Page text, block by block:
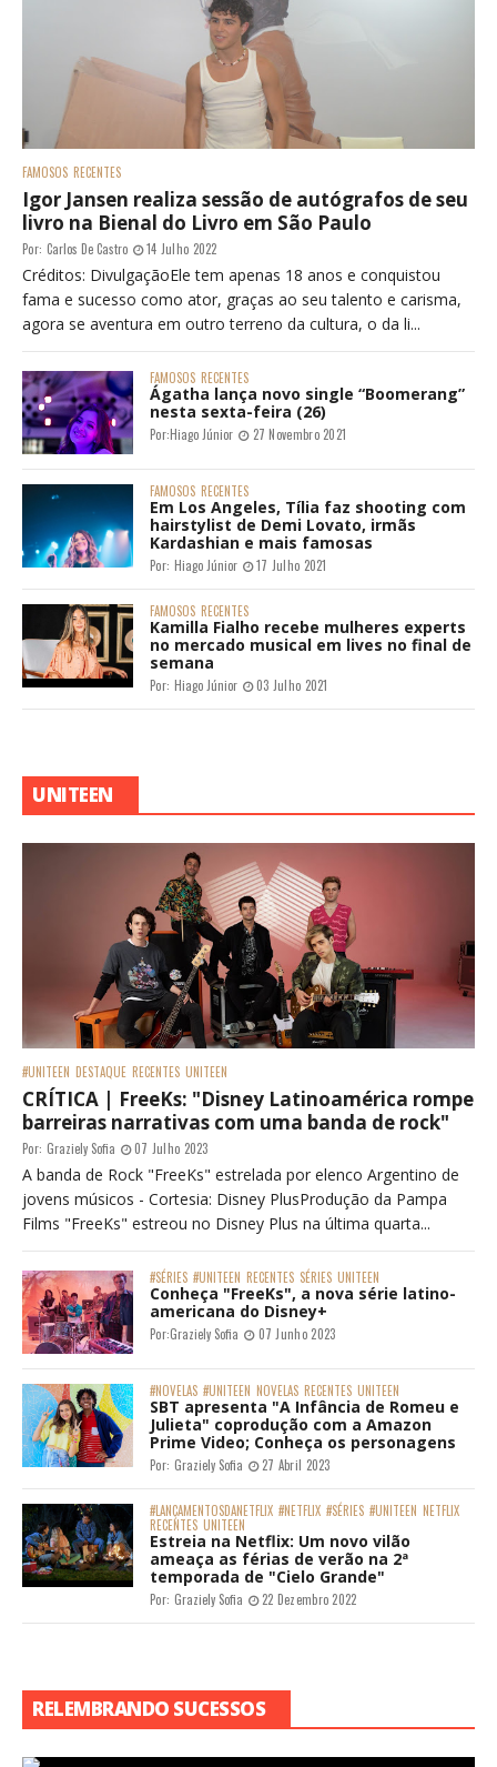
FAMOSOS RECENTES
Igor Jansen realiza sessão de autógrafos de seu
livro na Bienal do Livro em São Paulo
Por: Carlos De Castro 14 Julho 2022
Créditos: DivulgaçãoEle tem apenas 18 anos e conquistou
fama e sucesso como ator, graças ao seu talento e carisma,
agora se aventura em outro terreno da cultura, o da li...
FAMOSOS RECENTES
Ágatha lança novo single “Boomerang”
nesta sexta-feira (26)
Por:Hiago Júnior 27 Novembro 2021
FAMOSOS RECENTES
Em Los Angeles, Tília faz shooting com
hairstylist de Demi Lovato, irmãs
Kardashian e mais famosas
Por: Hiago Júnior 17 Julho 2021
FAMOSOS RECENTES
Kamilla Fialho recebe mulheres experts
no mercado musical em lives no final de
semana
Por: Hiago Júnior 03 Julho 2021
UNITEEN
#UNITEEN DESTAQUE RECENTES UNITEEN
CRÍTICA | FreeKs: "Disney Latinoamérica rompe
barreiras narrativas com uma banda de rock"
Por: Graziely Sofia 07 Julho 2023
A banda de Rock "FreeKs" estrelada por elenco Argentino de
jovens músicos - Cortesia: Disney PlusProdução da Pampa
Films "FreeKs" estreou no Disney Plus na última quarta...
#SÉRIES #UNITEEN RECENTES SÉRIES UNITEEN
Conheça "FreeKs", a nova série latino-
americana do Disney+
Por:Graziely Sofia 07 Junho 2023
#NOVELAS #UNITEEN NOVELAS RECENTES UNITEEN
SBT apresenta "A Infância de Romeu e
Julieta" coprodução com a Amazon
Prime Video; Conheça os personagens
Por: Graziely Sofia 27 Abril 2023
#LANÇAMENTOSDANETFLIX #NETFLIX #SÉRIES #UNITEEN NETFLIX
RECENTES UNITEEN
Estreia na Netflix: Um novo vilão
ameaça as férias de verão na 2ª
temporada de "Cielo Grande"
Por: Graziely Sofia 22 Dezembro 2022
RELEMBRANDO SUCESSOS